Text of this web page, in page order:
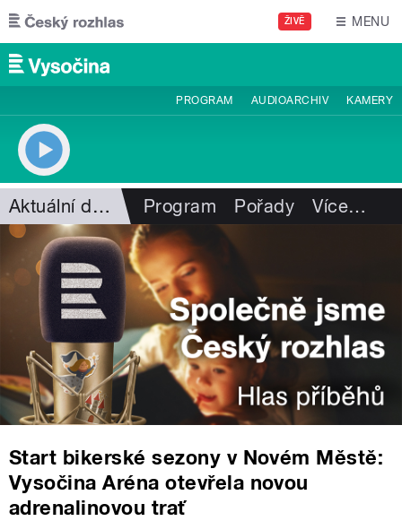
Přejít k hlavnímu obsahu
ŽIVĚ MENU
PROGRAM AUDIOARCHIV KAMERY
Aktuální dění Program Pořady Více…
Start bikerské sezony v Novém Městě:
Vysočina Aréna otevřela novou
adrenalinovou trať